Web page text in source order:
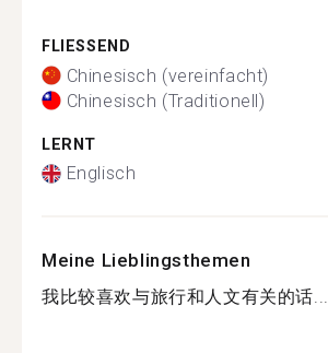
FLIESSEND
Chinesisch (vereinfacht)
Chinesisch (Traditionell)
LERNT
Englisch
Meine Lieblingsthemen
我比较喜欢与旅行和人文有关的话...